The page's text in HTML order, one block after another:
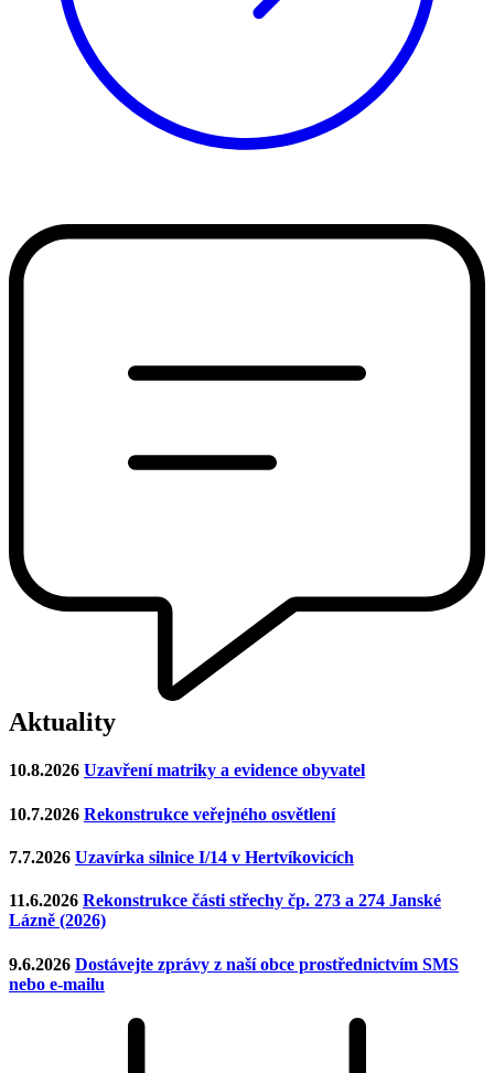
Aktuality
10.8.2026 Uzavření matriky a evidence obyvatel
10.7.2026 Rekonstrukce veřejného osvětlení
7.7.2026 Uzavírka silnice I/14 v Hertvíkovicích
11.6.2026 Rekonstrukce části střechy čp. 273 a 274 Janské
Lázně (2026)
9.6.2026 Dostávejte zprávy z naší obce prostřednictvím SMS
nebo e-mailu